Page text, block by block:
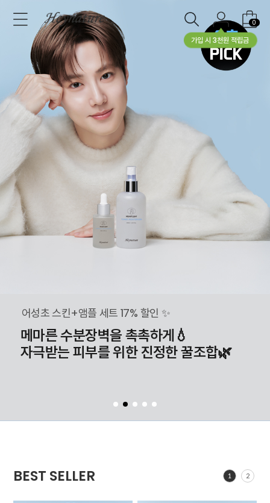
가입 시 3천원 적립금
0
어성초 스킨+앰플 세트 17% 할인 ✨
메마른 수분장벽을 촉촉하게💧
자극받는 피부를 위한 진정한 꿀조합🌿
BEST SELLER 1 2